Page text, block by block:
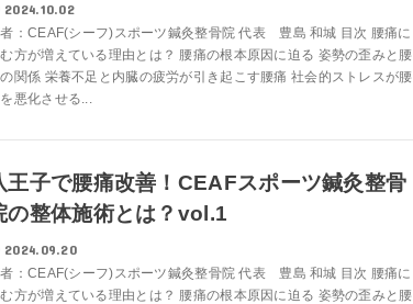
2024.10.02
：CEAF(シーフ)スポーツ鍼灸整骨院 代表 豊島 和城 目次 腰痛に
方が増えている理由とは？ 腰痛の根本原因に迫る 姿勢の歪みと腰
関係 栄養不足と内臓の疲労が引き起こす腰痛 社会的ストレスが腰
悪化させる...
王子で腰痛改善！CEAFスポーツ鍼灸整骨
の整体施術とは？vol.1
2024.09.20
：CEAF(シーフ)スポーツ鍼灸整骨院 代表 豊島 和城 目次 腰痛に
方が増えている理由とは？ 腰痛の根本原因に迫る 姿勢の歪みと腰